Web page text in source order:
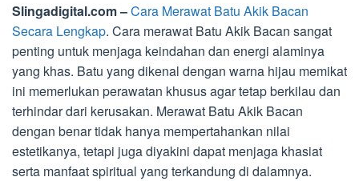
Slingadigital.com –Cara Merawat Batu Akik Bacan
Secara Lengkap. Cara merawat Batu Akik Bacan sangat
penting untuk menjaga keindahan dan energi alaminya
yang khas. Batu yang dikenal dengan warna hijau memikat
ini memerlukan perawatan khusus agar tetap berkilau dan
terhindar dari kerusakan. Merawat Batu Akik Bacan
dengan benar tidak hanya mempertahankan nilai
estetikanya, tetapi juga diyakini dapat menjaga khasiat
serta manfaat spiritual yang terkandung di dalamnya.